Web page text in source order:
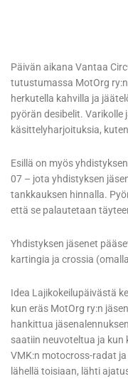
Päivän aikana Vantaa
tutustumassa MotOrg
herkutella kahvilla ja
pyörän desibelit. Varikolle
käsittelyharjoituksia,
Esillä on myös
07 – jota yhdistyksen
tankkauksen hinnalla.
että se palautetaan
Yhdistyksen jäsenet
kartingia ja crossia
Idea Lajikokeilupäivästä
kun eräs MotOrg ry:n
hankittua
saatiin neuvoteltua ja
VMK:n motocross-radat
lähellä toisiaan, lähti